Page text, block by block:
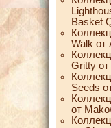
Basket
Walk от
Gritty
Seeds
от